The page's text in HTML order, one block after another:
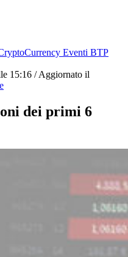
Eventi BTP
15:16 / Aggiornato il
dei primi 6